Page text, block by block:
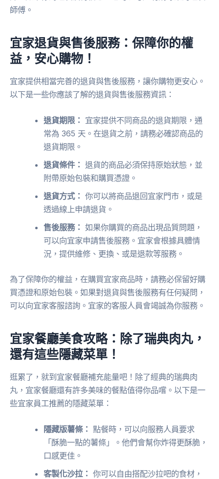
師傅。
宜家退貨與售後服務：保障你的權
益，安心購物！
宜家提供相當完善的退貨與售後服務，讓你購物更安心。
以下是一些你應該了解的退貨與售後服務資訊：
退貨期限： 宜家提供不同商品的退貨期限，通
常為 365 天。在退貨之前，請務必確認商品的
退貨期限。
退貨條件： 退貨的商品必須保持原始狀態，並
附帶原始包裝和購買憑證。
退貨方式： 你可以將商品退回宜家門市，或是
透過線上申請退貨。
售後服務： 如果你購買的商品出現品質問題，
可以向宜家申請售後服務。宜家會根據具體情
況，提供維修、更換、或是退款等服務。
為了保障你的權益，在購買宜家商品時，請務必保留好購
買憑證和原始包裝。如果對退貨與售後服務有任何疑問，
可以向宜家客服諮詢。宜家的客服人員會竭誠為你服務。
宜家餐廳美食攻略：除了瑞典肉丸，
還有這些隱藏菜單！
逛累了，就到宜家餐廳補充能量吧！除了經典的瑞典肉
丸，宜家餐廳還有許多美味的餐點值得你品嚐。以下是一
些宜家員工推薦的隱藏菜單：
隱藏版薯條： 點餐時，可以向服務人員要求
「酥脆一點的薯條」。他們會幫你炸得更酥脆，
口感更佳。
客製化沙拉： 你可以自由搭配沙拉吧的食材，